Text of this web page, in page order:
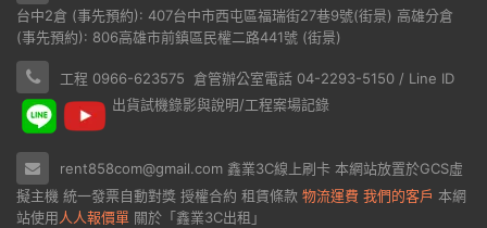
台中2倉 (事先預約): 407台中市西屯區福瑞街27巷9號(街景) 高雄分倉
(事先預約): 806高雄市前鎮區民權二路441號 (街景)
工程 0966-623575 倉管辦公室電話 04-2293-5150 / Line ID
出貨試機錄影與說明/工程案場記錄
rent858com@gmail.com 鑫業3C線上刷卡 本網站放置於GCS虛
擬主機 統一發票自動對獎 授權合約 租賃條款 物流運費 我們的客戶 本網
站使用人人報價單 關於「鑫業3C出租」